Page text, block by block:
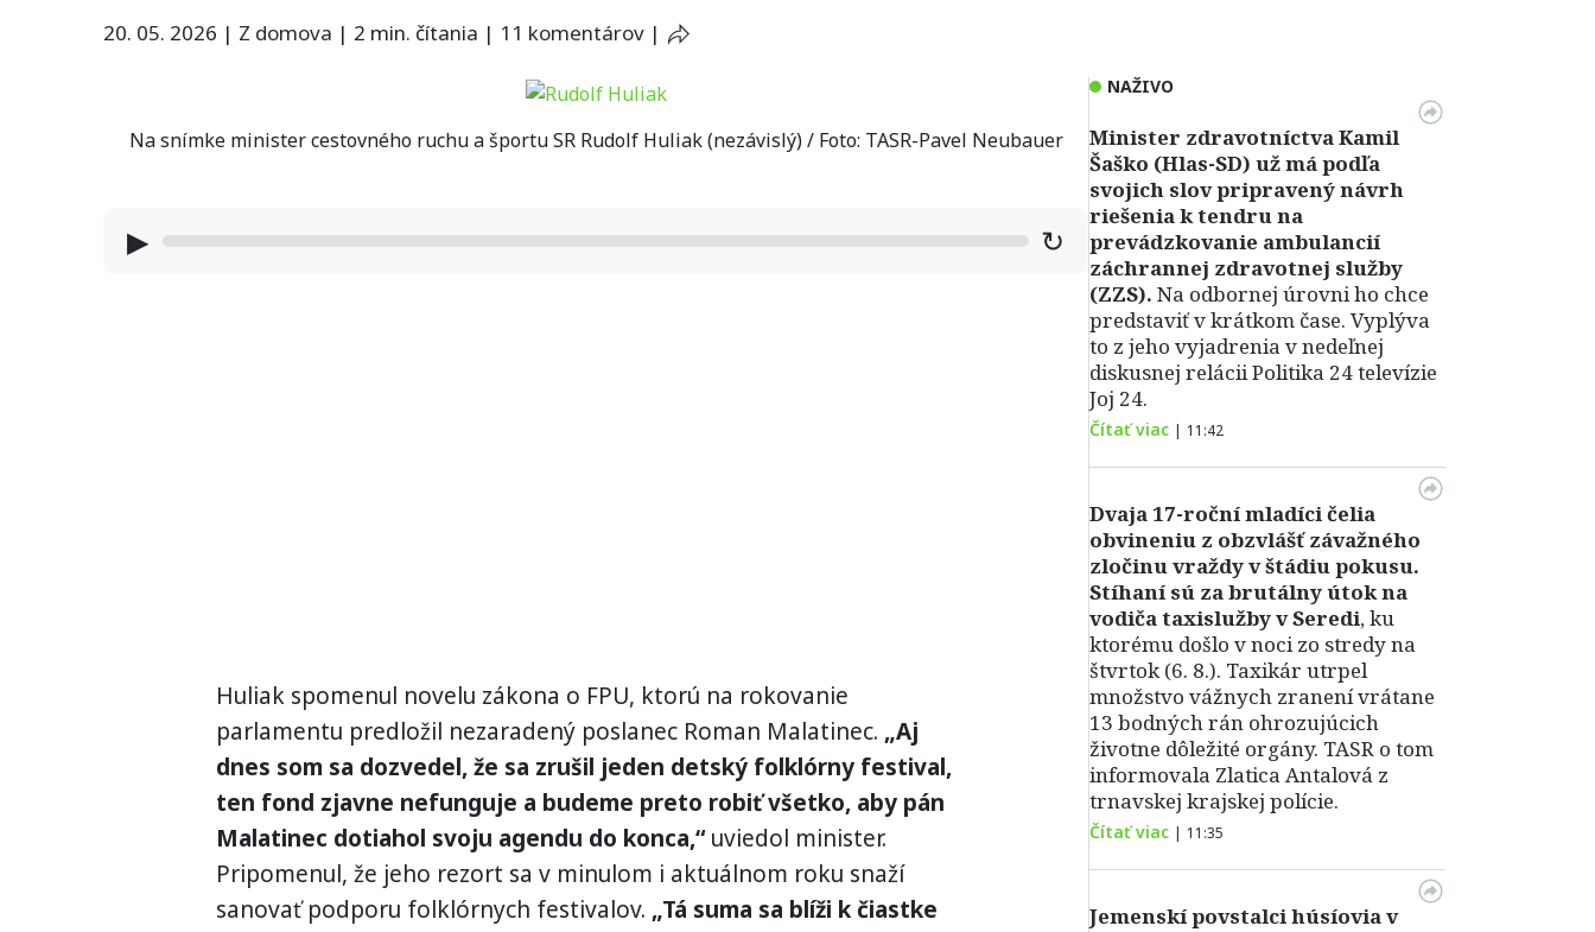
20. 05. 2026 | Z domova | 2 min. čítania | 11 komentárov |
Na snímke minister cestovného ruchu a športu SR Rudolf Huliak (nezávislý) / Foto: TASR-Pavel Neubauer
▶ ↻
Huliak spomenul novelu zákona o FPU, ktorú na rokovanie
parlamentu predložil nezaradený poslanec Roman Malatinec. „Aj
dnes som sa dozvedel, že sa zrušil jeden detský folklórny festival,
ten fond zjavne nefunguje a budeme preto robiť všetko, aby pán
Malatinec dotiahol svoju agendu do konca,“uviedol minister.
Pripomenul, že jeho rezort sa v minulom i aktuálnom roku snaží
sanovať podporu folklórnych festivalov. „Tá suma sa blíži k čiastke
NAŽIVO
Minister zdravotníctva Kamil
Šaško (Hlas-SD) už má podľa
svojich slov pripravený návrh
riešenia k tendru na
prevádzkovanie ambulancií
záchrannej zdravotnej služby
(ZZS). Na odbornej úrovni ho chce
predstaviť v krátkom čase. Vyplýva
to z jeho vyjadrenia v nedeľnej
diskusnej relácii Politika 24 televízie
Joj 24.
Čítať viac | 11:42
Dvaja 17-roční mladíci čelia
obvineniu z obzvlášť závažného
zločinu vraždy v štádiu pokusu.
Stíhaní sú za brutálny útok na
vodiča taxislužby v Seredi, ku
ktorému došlo v noci zo stredy na
štvrtok (6. 8.). Taxikár utrpel
množstvo vážnych zranení vrátane
13 bodných rán ohrozujúcich
životne dôležité orgány. TASR o tom
informovala Zlatica Antalová z
trnavskej krajskej polície.
Čítať viac | 11:35
Jemenskí povstalci húsíovia v